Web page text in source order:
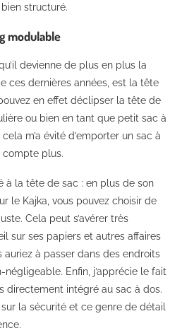
structuré.
modulable
devienne de plus en plus la
ces dernières années, est la tête
en effet déclipser la tête de
ou bien en tant que petit sac à
m’a évité d’emporter un sac à
compte plus.
à la tête de sac : en plus de son
le Kajka, vous pouvez choisir de
Cela peut s’avérer très
sur ses papiers et autres affaires
auriez à passer dans des endroits
Enfin, j’apprécie le fait
directement intégré au sac à dos.
la sécurité et ce genre de détail